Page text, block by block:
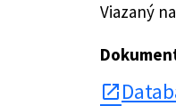
Viazaný
open_in_new